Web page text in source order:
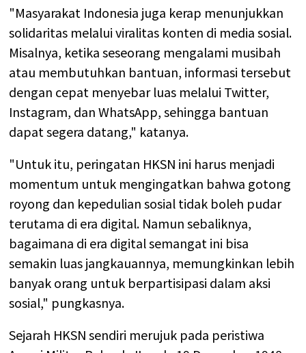
"Masyarakat Indonesia juga kerap menunjukkan
solidaritas melalui viralitas konten di media sosial.
Misalnya, ketika seseorang mengalami musibah
atau membutuhkan bantuan, informasi tersebut
dengan cepat menyebar luas melalui Twitter,
Instagram, dan WhatsApp, sehingga bantuan
dapat segera datang," katanya.
"Untuk itu, peringatan HKSN ini harus menjadi
momentum untuk mengingatkan bahwa gotong
royong dan kepedulian sosial tidak boleh pudar
terutama di era digital. Namun sebaliknya,
bagaimana di era digital semangat ini bisa
semakin luas jangkauannya, memungkinkan lebih
banyak orang untuk berpartisipasi dalam aksi
sosial," pungkasnya.
Sejarah HKSN sendiri merujuk pada peristiwa